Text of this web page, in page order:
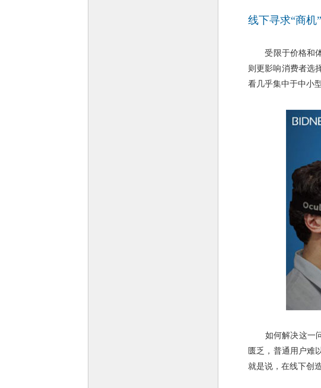
线下寻求“商机”
受限于价格和体
则更影响消费者选
看几乎集中于中小
如何解决这一问
匮乏，普通用户难
就是说，在线下创